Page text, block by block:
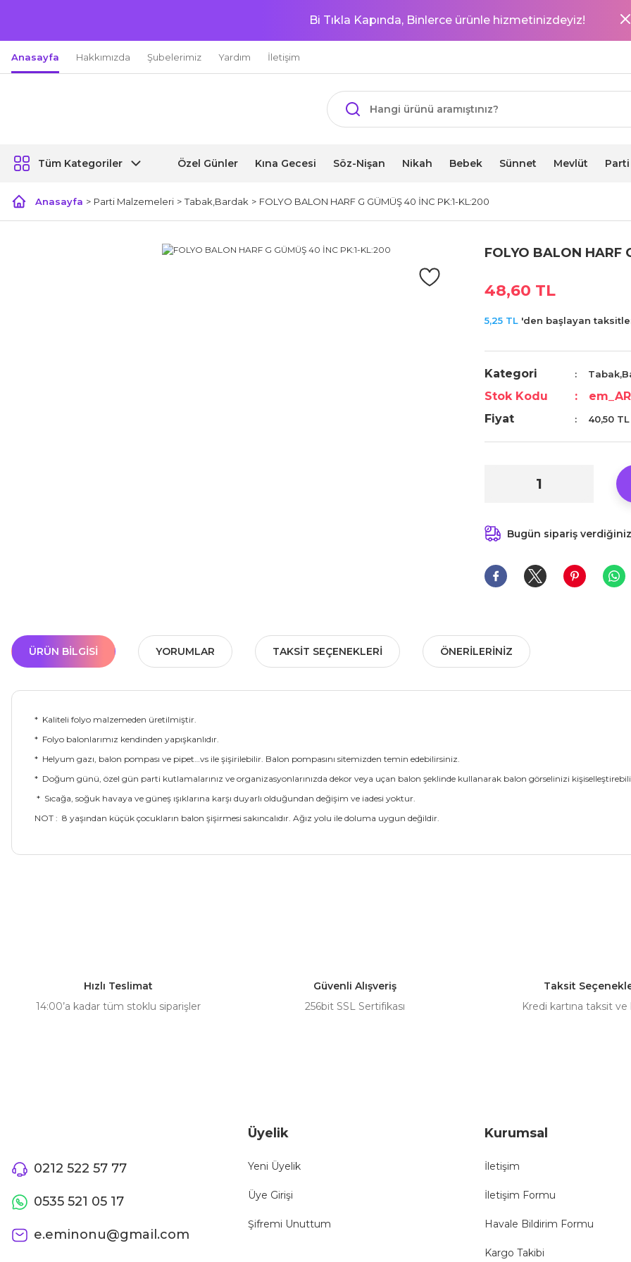
Bi Tıkla Kapında, Binlerce ürünle hizmetinizdeyiz!
Anasayfa Hakkımızda Şubelerimiz Yardım İletişim
Tüm Kategoriler Özel Günler Kına Gecesi Söz-Nişan Nikah Bebek Sünnet Mevlüt
Anasayfa Parti Malzemeleri Tabak,Bardak FOLYO BALON HARF G GÜMÜŞ 40 İNC PK:1-KL:200
FOLYO BALON HARF
48,60 TL
5,25 TL 'den başlayan
Kategori
Stok Kodu
Fiyat
40,50
Bugün sipariş
ÜRÜN BILGISI YORUMLAR TAKSIT SEÇENEKLERI ÖNERILERINIZ
* Kaliteli folyo malzemeden üretilmiştir.
* Folyo balonlarımız kendinden yapışkanlıdır.
* Helyum gazı, balon pompası ve pipet…vs ile şişirilebilir. Balon pompasını sitemizden temin edebilirsiniz.
* Doğum günü, özel gün parti kutlamalarınız ve organizasyonlarınızda dekor veya uçan balon şeklinde kullanarak balon görselinizi
* Sıcağa, soğuk havaya ve güneş ışıklarına karşı duyarlı olduğundan değişim ve iadesi yoktur.
NOT : 8 yaşından küçük çocukların balon şişirmesi sakıncalıdır. Ağız yolu ile doluma uygun değildir.
Ürün fiyatı diğer sitelerden daha pahalı.
Gönder
Hızlı Teslimat
14:00’a kadar tüm stoklu siparişler
Güvenli Alışveriş
256bit SSL Sertifikası
Taksit
Kredi kartına taksit ve
0212 522 57 77
0535 521 05 17
e.eminonu@gmail.com
Üyelik
Yeni Üyelik
Üye Girişi
Şifremi Unuttum
Kurumsal
İletişim
İletişim Formu
Havale Bildirim Formu
Kargo Takibi